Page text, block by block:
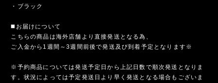
・ブラック
◼️お届けについて
こちらの商品は海外店舗より直接発送となる為、
ご入金から1週間～3週間前後で発送及び到着予定となります※
※予約商品については発送予定日から上記日数で順次発送となりま
す。状況によっては予定発送日より早く発送となる場合もございま